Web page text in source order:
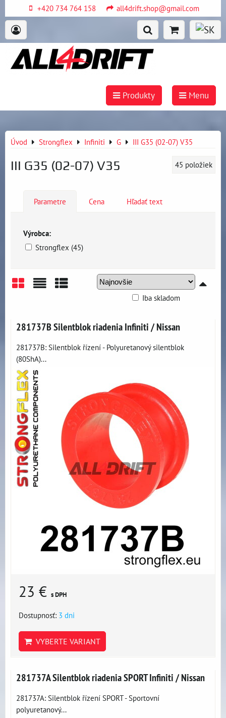
+420 734 764 158 all4drift.shop@gmail.com
Produkty Menu
Úvod Strongflex Infiniti G III G35 (02-07) V35
III G35 (02-07) V35 45 položiek
Parametre Cena Hľadať text
Výrobca:
Strongflex (45)
Iba skladom
281737B Silentblok riadenia Infiniti / Nissan
281737B: Silentblok řízení - Polyuretanový silentblok
(80ShA)...
23 € s DPH
Dostupnosť: 3 dni
VYBERTE VARIANT
281737A Silentblok riadenia SPORT Infiniti / Nissan
281737A: Silentblok řízení SPORT - Sportovní
polyuretanový...